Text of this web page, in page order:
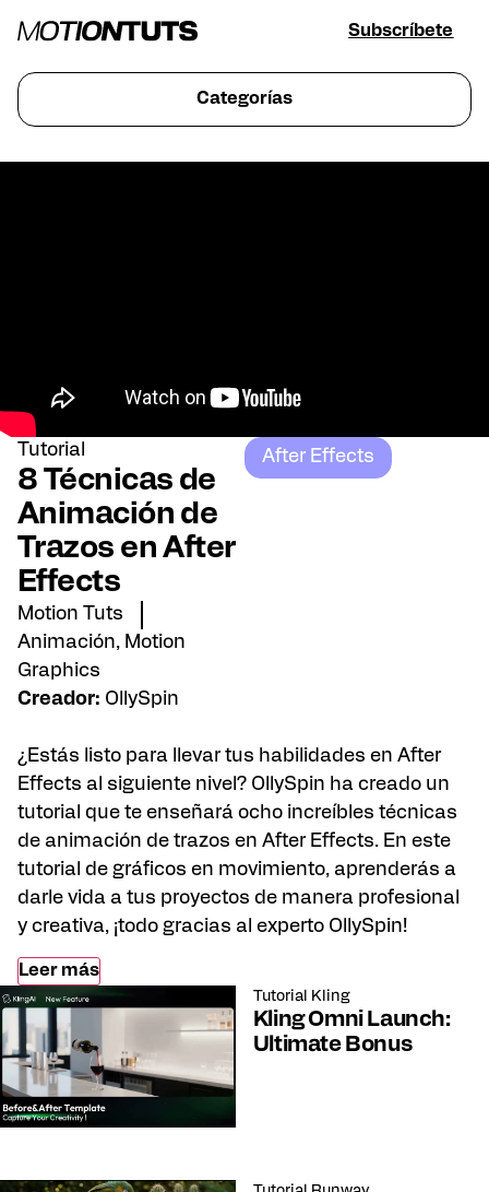
Subscríbete
Categorías
Tutorial
8 Técnicas de
Animación de
Trazos en After
Effects
Motion Tuts
Animación, Motion
Graphics
Creador: OllySpin
After Effects
¿Estás listo para llevar tus habilidades en After
Effects al siguiente nivel? OllySpin ha creado un
tutorial que te enseñará ocho increíbles técnicas
de animación de trazos en After Effects. En este
tutorial de gráficos en movimiento, aprenderás a
darle vida a tus proyectos de manera profesional
y creativa, ¡todo gracias al experto OllySpin!
Leer más
Tutorial Kling
Kling Omni Launch:
Ultimate Bonus